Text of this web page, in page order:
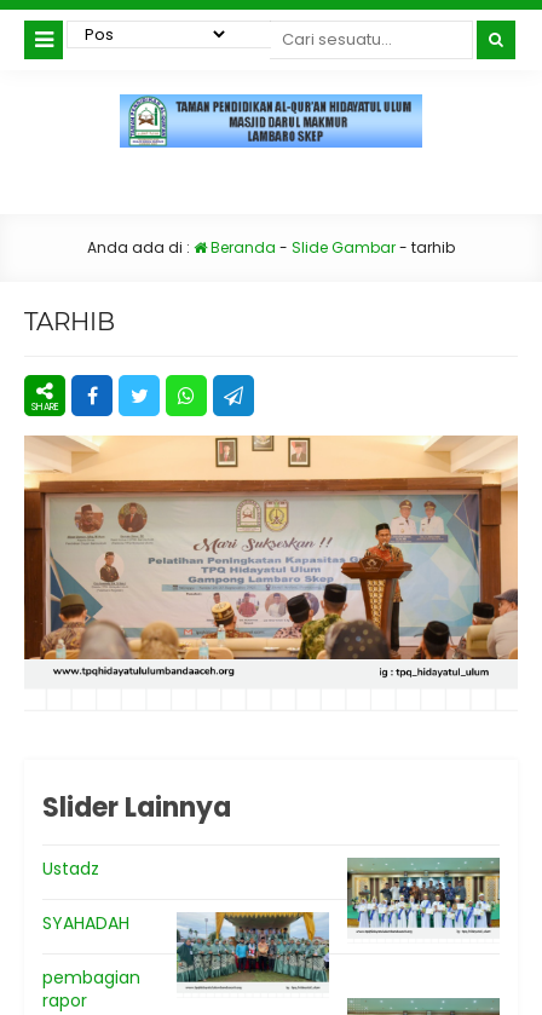
Anda ada di : Beranda - Slide Gambar- tarhib
TARHIB
Slider Lainnya
Ustadz
SYAHADAH
pembagian
rapor